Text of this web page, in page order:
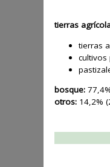
tierras
tierras
cultivos
bosque:
otros: 14,2%